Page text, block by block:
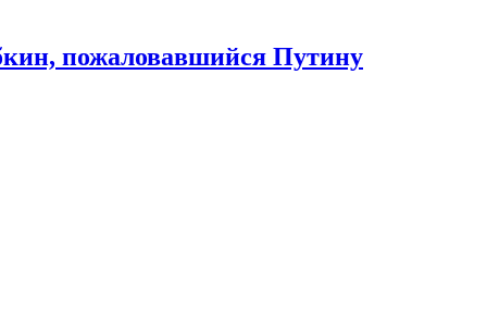
пожаловавшийся Путину